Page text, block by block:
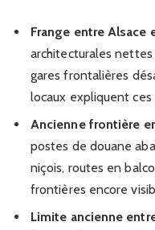
Frange entre Alsace
architecturales
gares frontalières
locaux expliquent ces
Ancienne frontière
postes de douane
niçois, routes en
frontières encore
Limite ancienne